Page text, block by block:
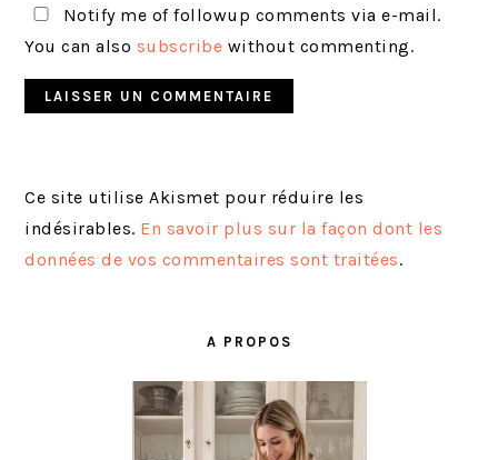
Notify me of followup comments via e-mail.
You can also subscribe without commenting.
Ce site utilise Akismet pour réduire les
indésirables. En savoir plus sur la façon dont les
données de vos commentaires sont traitées.
A PROPOS